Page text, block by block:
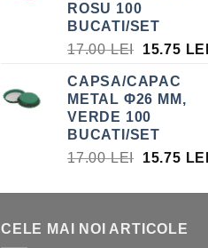
ROSU 100
BUCATI/SET
17.00LEI
PREȚUL
A
FOST:
17.00 LEI.
15.75 LEI
CAPSA/CAPAC
METAL Φ26 MM,
VERDE 100
BUCATI/SET
17.00LEI
PREȚUL
A
17.00 LEI.
15.75 LEI
CELE MAI NOI ARTICOLE